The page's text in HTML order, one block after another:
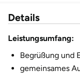
11 Personen
Details
Leistungsumfang:
Begrüßung und
gemeinsames
Gersfeld
Gotha